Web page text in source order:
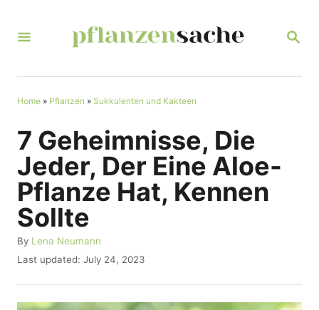
S
R
Home » Pflanzen » Sukkulenten und Kakteen
7 Geheimnisse, Die
Jeder, Der Eine Aloe-
Pflanze Hat, Kennen
Sollte
By A
u
h
o
Lena Neumann
P
s
t
Last updated: July 24, 2023